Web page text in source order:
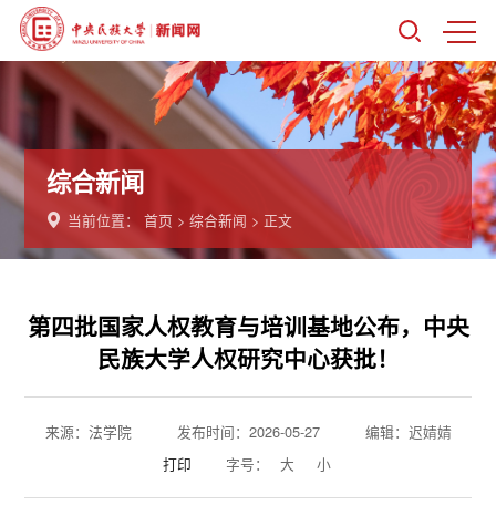
综合新闻
当前位置：首页 >综合新闻 > 正文
第四批国家人权教育与培训基地公布，中央
民族大学人权研究中心获批！
来源：法学院 发布时间：2026-05-27
编辑：迟婧婧
打印
字号： 大 小